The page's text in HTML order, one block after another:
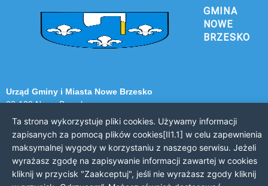
GMINA
NOWE
BRZESKO
Urząd Gminy i Miasta Nowe Brzesko
32-120 Nowe Brzesko
ul. Krakowska 44
KONTAKT Z URZĘDEM
Telefon: 12 385 20 94
Faks: 12 385 03 55
Ta strona wykorzystuje pliki cookies. Używamy informacji
zapisanych za pomocą plików cookies[II1.1] w celu zapewnienia
maksymalnej wygody w korzystaniu z naszego serwisu. Jeżeli
wyrażasz zgodę na zapisywanie informacji zawartej w cookies
kliknij w przycisk "Zaakceptuj", jeśli nie wyrażasz zgody kliknij